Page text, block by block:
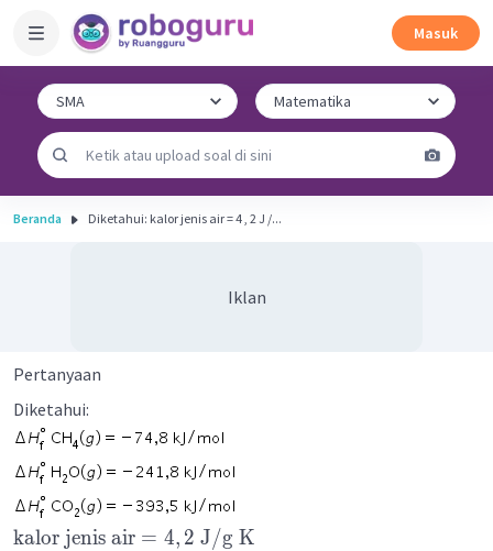
Masuk
Beranda Diketahui: kalor jenis air = 4 , 2 J /...
Iklan
Pertanyaan
Diketahui:
kalor jenis air = 4, 2 J/g K